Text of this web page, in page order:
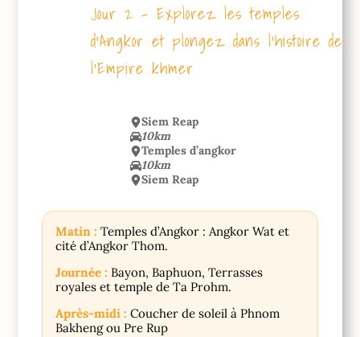
Jour 2 – Explorez les temples
d’Angkor et plongez dans l’histoire de
l’Empire khmer
Siem Reap
10km
Temples d’angkor
10km
Siem Reap
Matin : Temples d’Angkor : Angkor Wat et
cité d’Angkor Thom.
Journée : Bayon, Baphuon, Terrasses
royales et temple de Ta Prohm.
Après-midi : Coucher de soleil à Phnom
Bakheng ou Pre Rup